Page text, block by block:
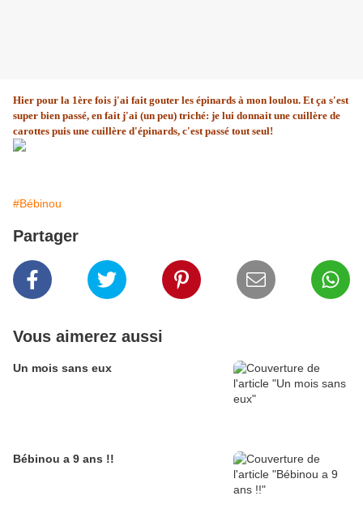
Hier pour la 1ère fois j'ai fait gouter les épinards à mon loulou. Et ça s'est
super bien passé, en fait j'ai (un peu) triché: je lui donnait une cuillère de
carottes puis une cuillère d'épinards, c'est passé tout seul!
#Bébinou
Partager
Vous aimerez aussi
Un mois sans eux
Bébinou a 9 ans !!